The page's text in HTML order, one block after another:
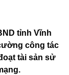
tỉnh Vĩnh
công tác
tài sản sử